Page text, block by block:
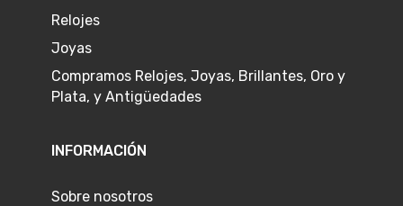
Relojes
Joyas
Compramos Relojes, Joyas, Brillantes, Oro y
Plata, y Antigüedades
INFORMACIÓN
Sobre nosotros